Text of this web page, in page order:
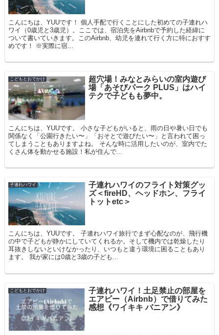
こんにちは、YUUです！ 個人手配で行くことにした初めての子連れハ
ワイ（0歳児と3歳児）。ここでは、宿泊先をAirbnbで予約した経緯に
ついて書いていきます。このAirbnb、幼児を連れて行く方に特におすす
めです！ ※実際に宿...
こどもとおでかけ
超穴場！みなとみらいの室内遊び
場「あそびパーク PLUS」はハイ
テクで子どもも夢中。
こんにちは、YUUです。 小さな子どもがいると、雨の日や暑い日でも
関係なく「公園行きたい〜」「おそとで遊びたい〜」と言われて困っ
てしまうこともありますよね。 そんな時に活用したいのが、室内でた
くさん体を動かせる施設！私が住んで...
子連れハワイ
子連れハワイのフライト対策グッ
ズ＜fireHD、ヘッドホン、フライ
トットetc＞
こんにちは、YUUです。 子連れハワイ旅行でまず心配なのが、飛行機
の中で子どもが静かにしていてくれるか。そして機内では乾燥したり
耳抜きしないといけなかったり、いつもと違う環境に困ることもあり
ます。 我が家には0歳と3歳の子ども...
こどもとおでかけ
子連れハワイ！土足禁止の部屋を
エアビー（Airbnb）で借りてみた
感想《ワイキキ バニアン》